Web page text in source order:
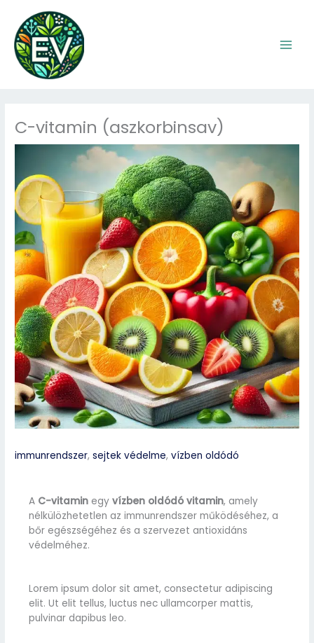
content
C-vitamin (aszkorbinsav)
immunrendszer,sejtek védelme,vízben oldódó
A C-vitamin egyvízben oldódó vitamin, amely
nélkülözhetetlen az immunrendszer működéséhez, a
bőr egészségéhez és a szervezet antioxidáns
védelméhez.
Lorem ipsum dolor sit amet, consectetur adipiscing
elit. Ut elit tellus, luctus nec ullamcorper mattis,
pulvinar dapibus leo.